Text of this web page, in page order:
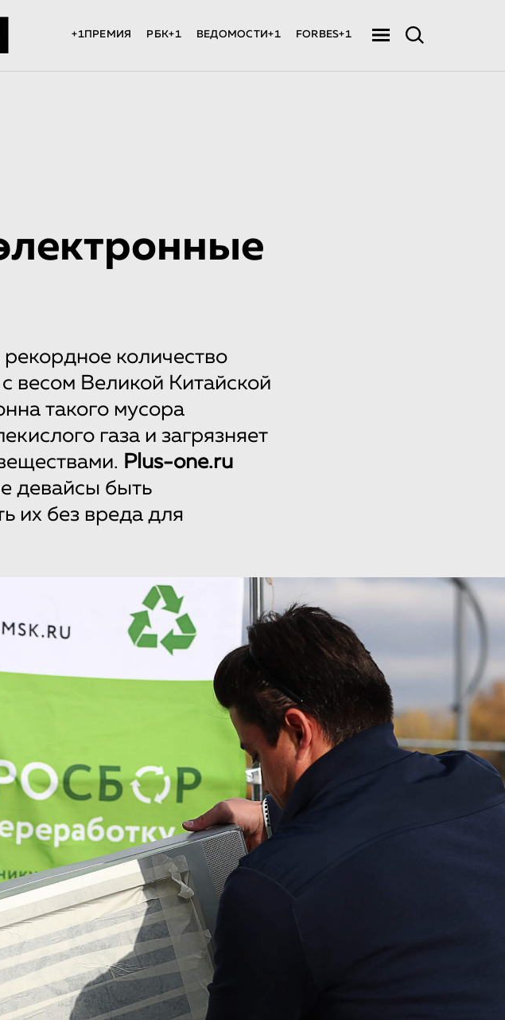
+1ПРЕМИЯ РБК+1 ВЕДОМОСТИ+1 FORBES+1
количество
весом Великой Китайской
такого мусора
газа и загрязняет
Plus-one.ru
девайсы быть
их без вреда для